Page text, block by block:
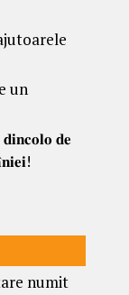
un
𝐝𝐞
numit